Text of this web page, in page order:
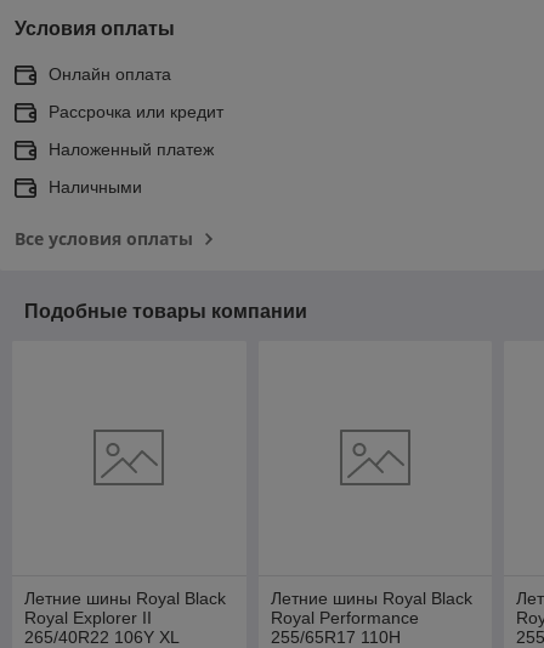
Условия оплаты
Онлайн оплата
Рассрочка или кредит
Наложенный платеж
Наличными
Все условия оплаты
Подобные товары компании
Летние шины Royal Black
Royal Explorer II
265/40R22 106Y XL
Летние шины Royal Black
Royal Performance
255/65R17 110H